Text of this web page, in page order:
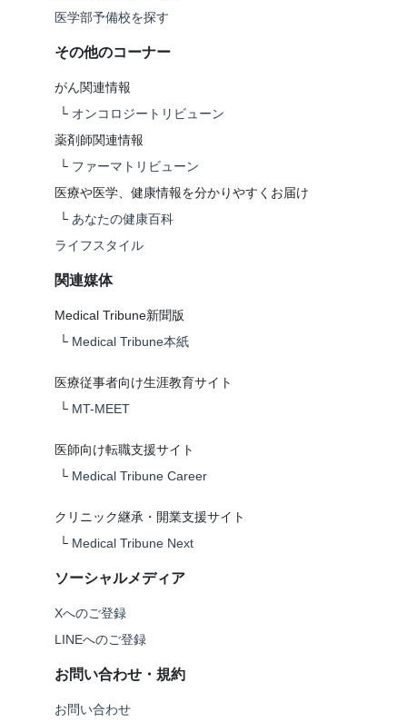
医学部予備校を探す
その他のコーナー
がん関連情報
└ オンコロジートリビューン
薬剤師関連情報
└ ファーマトリビューン
医療や医学、健康情報を分かりやすくお届け
└ あなたの健康百科
ライフスタイル
関連媒体
Medical Tribune新聞版
└ Medical Tribune本紙
医療従事者向け生涯教育サイト
└ MT-MEET
医師向け転職支援サイト
└ Medical Tribune Career
クリニック継承・開業支援サイト
└ Medical Tribune Next
ソーシャルメディア
Xへのご登録
LINEへのご登録
お問い合わせ・規約
お問い合わせ